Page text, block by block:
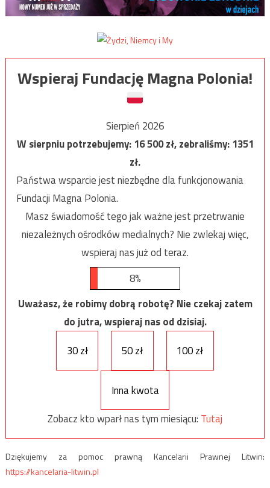
Wspieraj Fundację Magna Polonia!
Sierpień 2026
W sierpniu potrzebujemy:16 500zł, zebraliśmy:1351
zł.
Państwa wsparcie jest niezbędne dla funkcjonowania
Fundacji Magna Polonia.
Masz świadomość tego jak ważne jest przetrwanie
niezależnych ośrodków medialnych? Nie zwlekaj więc,
wspieraj nas już od teraz.
8%
Uważasz, że robimy dobrą robotę? Nie czekaj zatem
do jutra, wspieraj nas od dzisiaj.
30 zł
50 zł 100 zł
Inna kwota
Zobacz kto wparł nas tym miesiącu: Tutaj
Dziękujemy za pomoc prawną Kancelarii Prawnej Litwin:
https://kancelaria-litwin.pl